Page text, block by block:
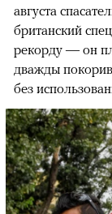
августа
британский
рекорду — он
дважды
без